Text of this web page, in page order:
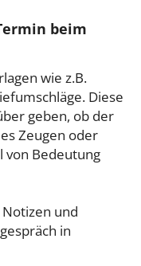
beim
wie z.B.
Diese
geben, ob der
Zeugen oder
von Bedeutung
und
in